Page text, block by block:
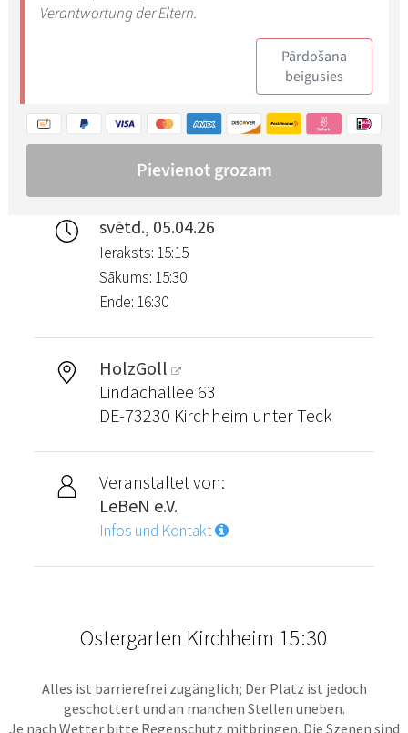
svētd., 05.04.26
Ieraksts: 15:15
Sākums: 15:30
Ende: 16:30
HolzGoll
Lindachallee 63
DE-73230 Kirchheim unter Teck
Veranstaltet von:
LeBeN e.V.
Infos und Kontakt
Ostergarten Kirchheim 15:30
Alles ist barrierefrei zugänglich; Der Platz ist jedoch
geschottert und an manchen Stellen uneben.
Je nach Wetter bitte Regenschutz mitbringen. Die Szenen sind